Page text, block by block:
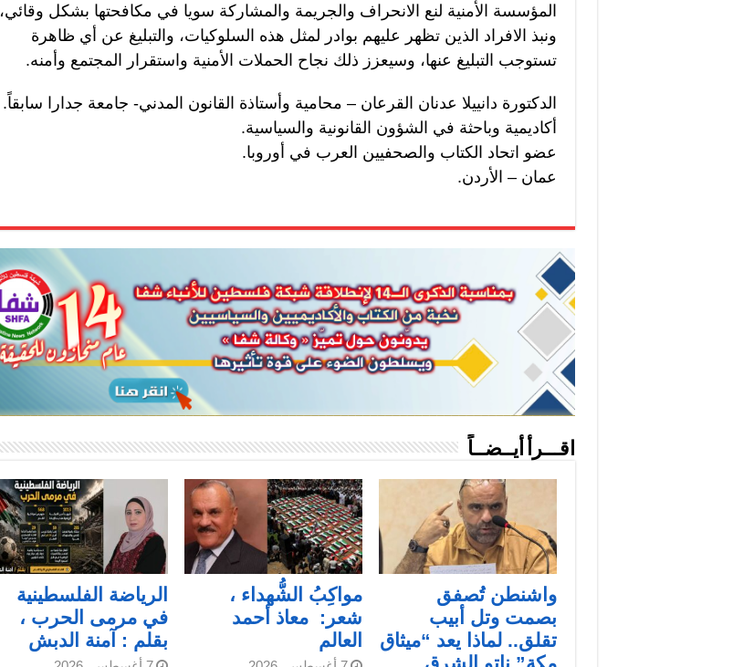
المؤسسة الأمنية لنع الانحراف والجريمة والمشاركة سويا في مكافحتها بشكل وقائي،
ونبذ الافراد الذين تظهر عليهم بوادر لمثل هذه السلوكيات، والتبليغ عن أي ظاهرة
تستوجب التبليغ عنها، وسيعزز ذلك نجاح الحملات الأمنية واستقرار المجتمع وأمنه.
الدكتورة دانييلا عدنان القرعان – محامية وأستاذة القانون المدني- جامعة جدارا سابقاً.
أكاديمية وباحثة في الشؤون القانونية والسياسية.
عضو اتحاد الكتاب والصحفيين العرب في أوروبا.
عمان – الأردن.
اقـــرأ أيــضــاً
واشنطن تُصفق
بصمت وتل أبيب
تقلق.. لماذا يعد “ميثاق
مكة” ناتو الشرق
مواكِبُ الشُّهداء ،
شعر: معاذ أحمد
العالم
الرياضة الفلسطينية
في مرمى الحرب ،
بقلم : آمنة الدبش